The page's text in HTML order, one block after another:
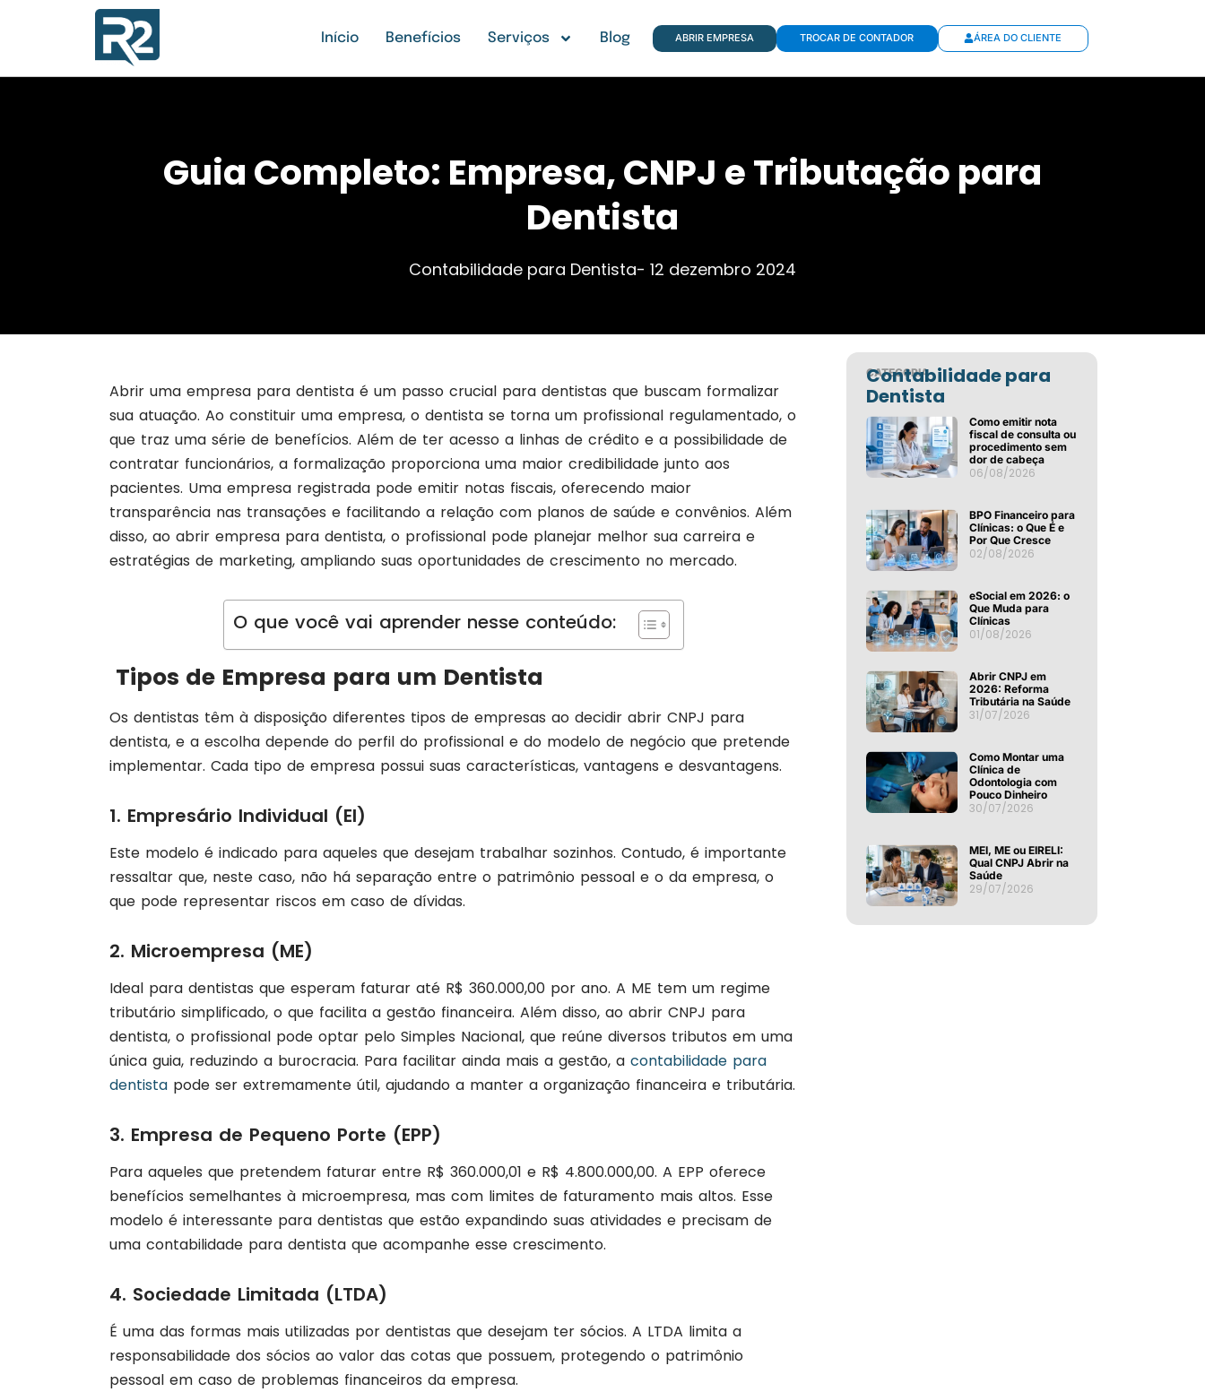
Início Benefícios Serviços Blog ABRIR EMPRESA TROCAR DE CONTADOR ÁREA DO CLIENTE
Guia Completo: Empresa, CNPJ e Tributação para
Dentista
Contabilidade para Dentista- 12 dezembro 2024
Abrir uma empresa para dentista é um passo crucial para dentistas que buscam formalizar
sua atuação. Ao constituir uma empresa, o dentista se torna um profissional regulamentado, o
que traz uma série de benefícios. Além de ter acesso a linhas de crédito e a possibilidade de
contratar funcionários, a formalização proporciona uma maior credibilidade junto aos
pacientes. Uma empresa registrada pode emitir notas fiscais, oferecendo maior
transparência nas transações e facilitando a relação com planos de saúde e convênios. Além
disso, ao abrir empresa para dentista, o profissional pode planejar melhor sua carreira e
estratégias de marketing, ampliando suas oportunidades de crescimento no mercado.
O que você vai aprender nesse conteúdo:
Tipos de Empresa para um Dentista
Os dentistas têm à disposição diferentes tipos de empresas ao decidir abrir CNPJ para
dentista, e a escolha depende do perfil do profissional e do modelo de negócio que pretende
implementar. Cada tipo de empresa possui suas características, vantagens e desvantagens.
1. Empresário Individual (EI)
Este modelo é indicado para aqueles que desejam trabalhar sozinhos. Contudo, é importante
ressaltar que, neste caso, não há separação entre o patrimônio pessoal e o da empresa, o
que pode representar riscos em caso de dívidas.
2. Microempresa (ME)
Ideal para dentistas que esperam faturar até R$ 360.000,00 por ano. A ME tem um regime
tributário simplificado, o que facilita a gestão financeira. Além disso, ao abrir CNPJ para
dentista, o profissional pode optar pelo Simples Nacional, que reúne diversos tributos em uma
única guia, reduzindo a burocracia. Para facilitar ainda mais a gestão, a contabilidade para
dentista pode ser extremamente útil, ajudando a manter a organização financeira e tributária.
3. Empresa de Pequeno Porte (EPP)
Para aqueles que pretendem faturar entre R$ 360.000,01 e R$ 4.800.000,00. A EPP oferece
benefícios semelhantes à microempresa, mas com limites de faturamento mais altos. Esse
modelo é interessante para dentistas que estão expandindo suas atividades e precisam de
uma contabilidade para dentista que acompanhe esse crescimento.
4. Sociedade Limitada (LTDA)
É uma das formas mais utilizadas por dentistas que desejam ter sócios. A LTDA limita a
responsabilidade dos sócios ao valor das cotas que possuem, protegendo o patrimônio
pessoal em caso de problemas financeiros da empresa.
CATEGORIA
Contabilidade para
Dentista
Como emitir nota
fiscal de consulta ou
procedimento sem
dor de cabeça
06/08/2026
BPO Financeiro para
Clínicas: o Que É e
Por Que Cresce
02/08/2026
eSocial em 2026: o
Que Muda para
Clínicas
01/08/2026
Abrir CNPJ em
2026: Reforma
Tributária na Saúde
31/07/2026
Como Montar uma
Clínica de
Odontologia com
Pouco Dinheiro
30/07/2026
MEI, ME ou EIRELI:
Qual CNPJ Abrir na
Saúde
29/07/2026